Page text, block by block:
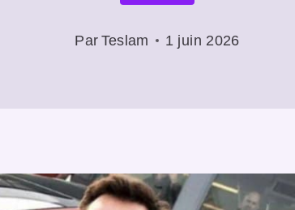
Par Teslam 1 juin 2026